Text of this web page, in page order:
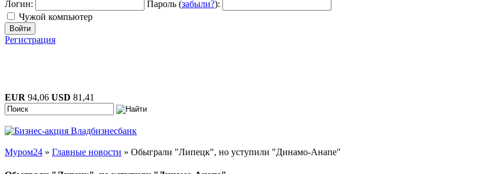
Логин: Пароль (забыли?):
Чужой компьютер
Войти
Регистрация
EUR 94,06 USD 81,41
Муром24 » Главные новости » Обыграли "Липецк", но уступили "Динамо-Анапе"